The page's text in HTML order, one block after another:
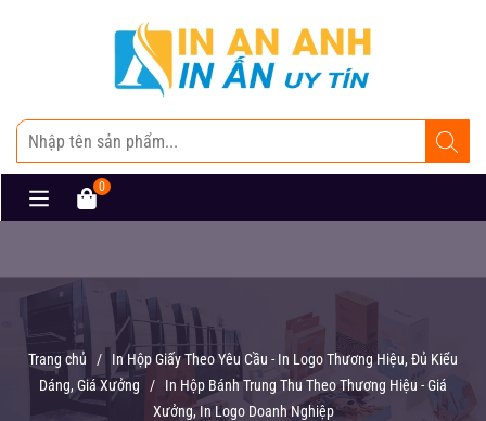
0
Trang chủ /
In Hộp Giấy Theo Yêu Cầu - In Logo Thương Hiệu, Đủ Kiểu
Dáng, Giá Xưởng
/
In Hộp Bánh Trung Thu Theo Thương Hiệu - Giá
Xưởng, In Logo Doanh Nghiệp